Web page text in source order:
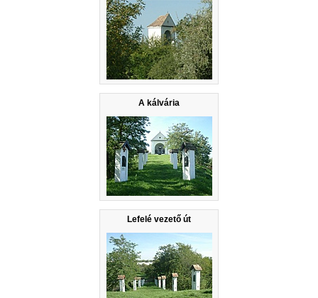
A kálvária
Lefelé vezető út